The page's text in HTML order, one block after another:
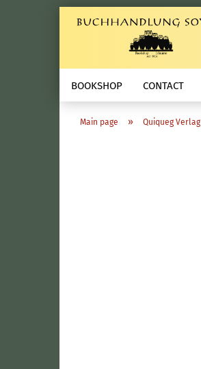
BOOKSHOP CONTACT
Main page » Quiqueg Verlag